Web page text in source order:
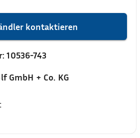
kontaktieren
10536-743
GmbH + Co. KG